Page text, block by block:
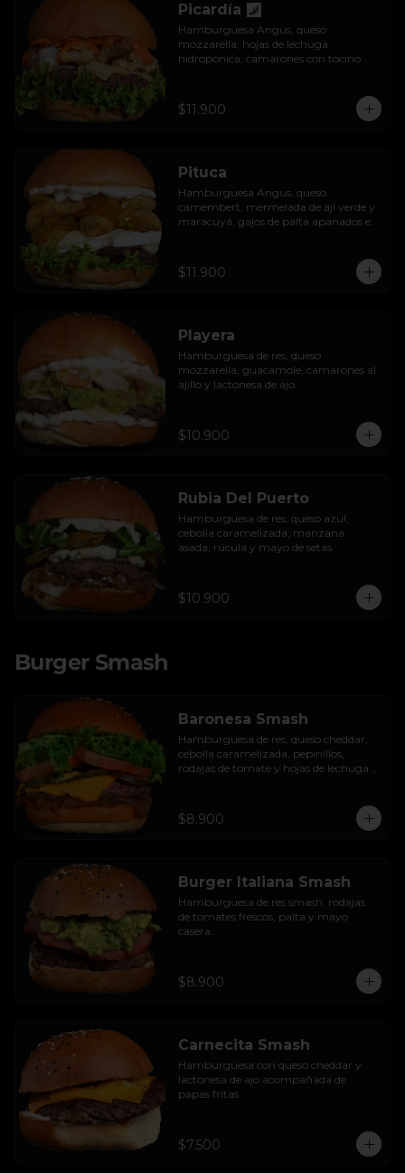
Picardía
Hamburguesa Angus, queso
mozzarella, hojas de lechuga
hidropónica, camarones con tocino
$11.900
Pituca
Hamburguesa Angus, queso
camembert, mermelada de ají verde y
maracuyá, gajos de palta apanados en
$11.900
Playera
Hamburguesa de res, queso
mozzarella, guacamole, camarones al
ajillo y lactonesa de ajo.
$10.900
Rubia Del Puerto
Hamburguesa de res, queso azul,
cebolla caramelizada, manzana
asada, rúcula y mayo de setas.
$10.900
Burger Smash
Baronesa Smash
Hamburguesa de res, queso cheddar,
cebolla caramelizada, pepinillos,
rodajas de tomate y hojas de lechuga
$8.900
Burger Italiana Smash
Hamburguesa de res smash, rodajas
de tomates frescos, palta y mayo
casera.
$8.900
Carnecita Smash
Hamburguesa con queso cheddar y
lactonesa de ajo acompañada de
papas fritas.
$7.500